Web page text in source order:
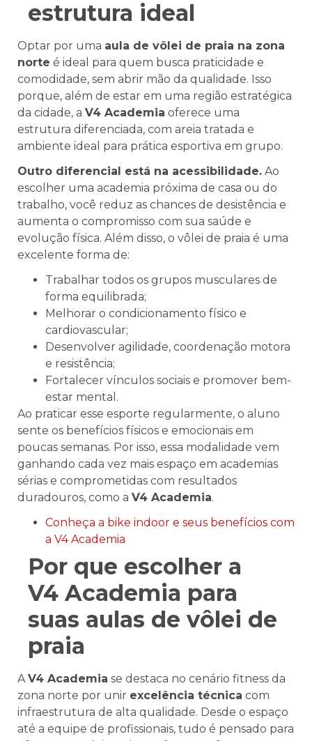
estrutura ideal
Optar por uma aula de vôlei de praia na zona
norte é ideal para quem busca praticidade e
comodidade, sem abrir mão da qualidade. Isso
porque, além de estar em uma região estratégica
da cidade, a V4 Academia oferece uma
estrutura diferenciada, com areia tratada e
ambiente ideal para prática esportiva em grupo.
Outro diferencial está na acessibilidade. Ao
escolher uma academia próxima de casa ou do
trabalho, você reduz as chances de desistência e
aumenta o compromisso com sua saúde e
evolução física. Além disso, o vôlei de praia é uma
excelente forma de:
Trabalhar todos os grupos musculares de
forma equilibrada;
Melhorar o condicionamento físico e
cardiovascular;
Desenvolver agilidade, coordenação motora
e resistência;
Fortalecer vínculos sociais e promover bem-
estar mental.
Ao praticar esse esporte regularmente, o aluno
sente os benefícios físicos e emocionais em
poucas semanas. Por isso, essa modalidade vem
ganhando cada vez mais espaço em academias
sérias e comprometidas com resultados
duradouros, como a V4 Academia.
Conheça a bike indoor e seus benefícios com
a V4 Academia
Por que escolher a
V4 Academia para
suas aulas de vôlei de
praia
AV4 Academia se destaca no cenário fitness da
zona norte por unir excelência técnica com
infraestrutura de alta qualidade. Desde o espaço
até a equipe de profissionais, tudo é pensado para